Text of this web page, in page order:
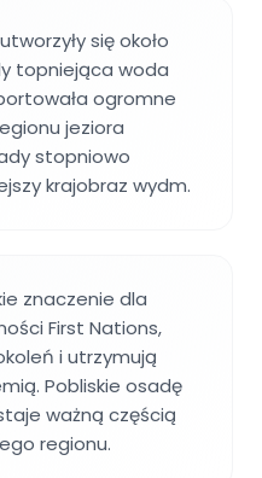
się około
topniejąca woda
ogromne
jeziora
stopniowo
krajobraz wydm.
znaczenie dla
First Nations,
i utrzymują
Pobliskie osadę
ważną częścią
regionu.